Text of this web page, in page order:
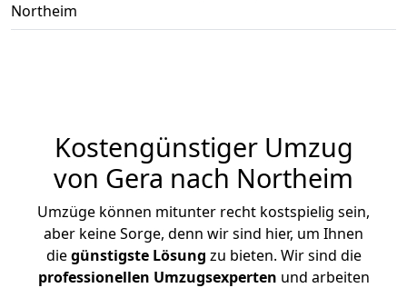
Northeim
Kostengünstiger Umzug
von Gera nach Northeim
Umzüge können mitunter recht kostspielig sein,
aber keine Sorge, denn wir sind hier, um Ihnen
diegünstigste Lösung zu bieten. Wir sind die
professionellen Umzugsexperten und arbeiten